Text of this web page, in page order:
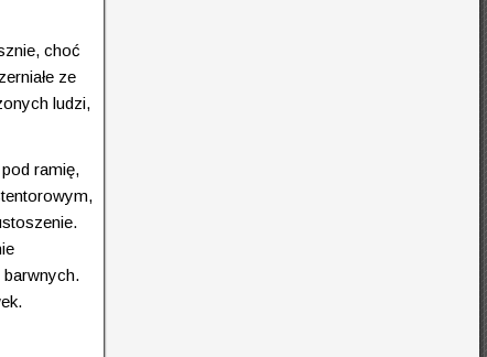
choć
ze
ludzi,
ramię,